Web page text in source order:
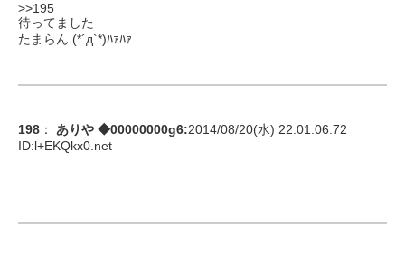
>>195
待ってました
たまらん (*´д`*)ﾊｧﾊｧ
198 ： ありや ◆00000000g6:2014/08/20(水) 22:01:06.72
ID:l+EKQkx0.net